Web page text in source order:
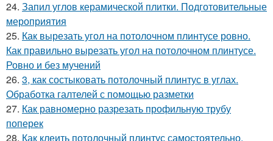
24. Запил углов керамической плитки. Подготовительные
мероприятия
25. Как вырезать угол на потолочном плинтусе ровно.
Как правильно вырезать угол на потолочном плинтусе.
Ровно и без мучений
26. 3, как состыковать потолочный плинтус в углах.
Обработка галтелей с помощью разметки
27. Как равномерно разрезать профильную трубу
поперек
28. Как клеить потолочный плинтус самостоятельно.